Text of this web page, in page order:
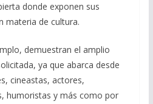
donde exponen sus
materia de cultura.
demuestran el amplio
ya que abarca desde
cineastas, actores,
humoristas y más como por